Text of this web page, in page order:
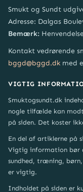
Smukt og Sundt
Adresse: Dalgas
Bemærk:
Kontakt vedrørende
bggd@bggd.dk med
VIGTIG
Smuktogsundt.dk
nogle tilfælde kan
på siden. Det koster
En del af artiklerne på
Vigtig information bør
sundhed, træning,
er vigtig.
Indholdet på siden er